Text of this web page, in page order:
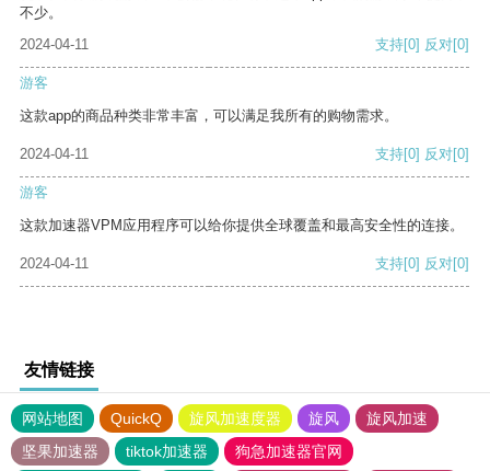
不少。
2024-04-11
支持[0] 反对[0]
游客
这款app的商品种类非常丰富，可以满足我所有的购物需求。
2024-04-11 支持[0] 反对[0]
游客
这款加速器VPM应用程序可以给你提供全球覆盖和最高安全性的连接。
2024-04-11 支持[0] 反对[0]
友情链接
网站地图 QuickQ 旋风加速度器 旋风
旋风加速
坚果加速器
tiktok加速器 狗急加速器官网